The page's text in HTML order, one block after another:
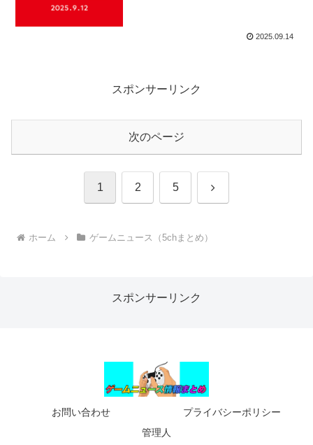
2025.09.14
スポンサーリンク
次のページ
1 2 5 次
ホーム ゲームニュース（5chまとめ）
スポンサーリンク
お問い合わせ
プライバシーポリシー
管理人